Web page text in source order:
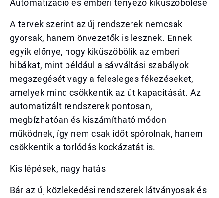
Automatizáció és emberi tényező kiküszöbölése
A tervek szerint az új rendszerek nemcsak
gyorsak, hanem önvezetők is lesznek. Ennek
egyik előnye, hogy kiküszöbölik az emberi
hibákat, mint például a sávváltási szabályok
megszegését vagy a felesleges fékezéseket,
amelyek mind csökkentik az út kapacitását. Az
automatizált rendszerek pontosan,
megbízhatóan és kiszámítható módon
működnek, így nem csak időt spórolnak, hanem
csökkentik a torlódás kockázatát is.
Kis lépések, nagy hatás
Bár az új közlekedési rendszerek látványosak és